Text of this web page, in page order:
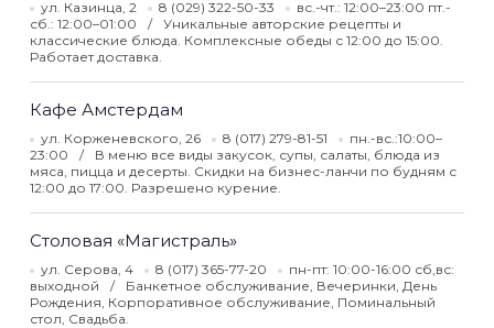
ул. Казинца, 2 8 (029) 322-50-33
вс.-чт.: 12:00–23:00 пт.-
сб.: 12:00–01:00
Уникальные авторские рецепты и
классические блюда. Комплексные обеды с 12:00 до 15:00.
Работает доставка.
Кафе Амстердам
ул. Корженевского, 26 8 (017) 279-81-51
пн.-вс.:10:00–
23:00
В меню все виды закусок, супы, салаты, блюда из
мяса, пицца и десерты. Скидки на бизнес-ланчи по будням с
12:00 до 17:00. Разрешено курение.
Столовая «Магистраль»
ул. Серова, 4 8 (017) 365-77-20
пн-пт: 10:00-16:00 сб,вс:
выходной
Банкетное обслуживание, Вечеринки, День
Рождения, Корпоративное обслуживание, Поминальный
стол, Свадьба.